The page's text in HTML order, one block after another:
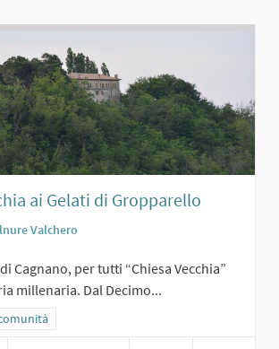
ai Gelati di Gropparello
Valchero
Cagnano, per tutti “Chiesa Vecchia”
millenaria. Dal Decimo...
categoria: I luoghi della comunità